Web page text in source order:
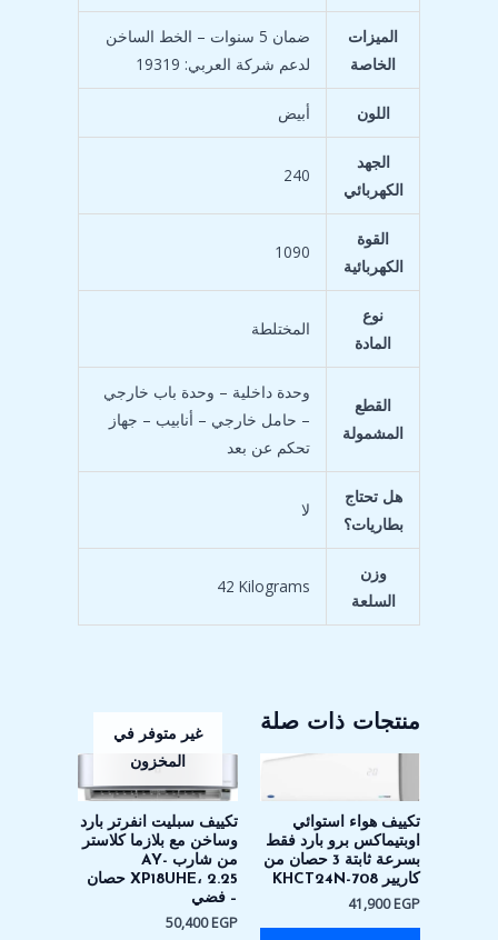
الميزات
الخاصة
‎ضمان 5 سنوات – الخط الساخن
لدعم شركة العربي: 19319
اللون
الجهد
الكهربائي
‎240
القوة
الكهربائية
‎1090
نوع
المادة
القطع
المشمولة
‎وحدة داخلية – وحدة باب خارجي
– حامل خارجي – أنابيب – جهاز
تحكم عن بعد
هل تحتاج
بطاريات؟
وزن
السلعة
‎42 Kilograms
منتجات ذات صلة
تكييف هواء استوائي
اوبتيماكس برو بارد فقط
بسرعة ثابتة 3 حصان من
كاريير KHCT24N-708
41,900EGP
غير متوفر في
المخزون
تكييف سبليت انفرتر بارد
وساخن مع بلازما كلاستر
من شارب AY-
XP18UHE، 2.25 حصان
– فضي
50,400EGP